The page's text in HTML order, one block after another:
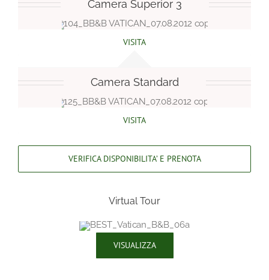
Camera Superior 3
VISITA
Camera Standard
VISITA
VERIFICA DISPONIBILITA’ E PRENOTA
Virtual Tour
VISUALIZZA